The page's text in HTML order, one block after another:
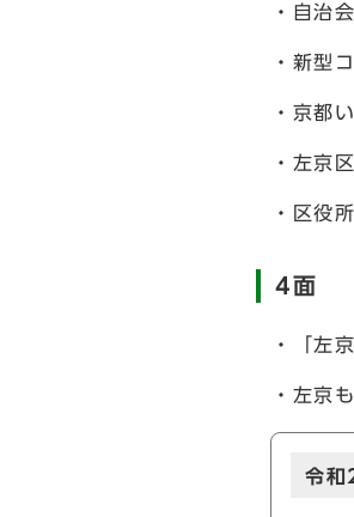
・自治
・新型
・京都
・左京
・区役
4面
・「左
・左京
令和